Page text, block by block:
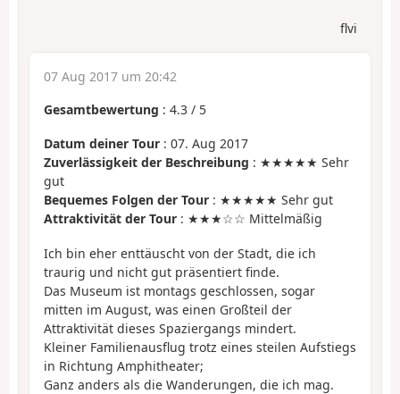
flvi
07 Aug 2017 um 20:42
Gesamtbewertung : 4.3 / 5
Datum deiner Tour : 07. Aug 2017
Zuverlässigkeit der Beschreibung : ★★★★★ Sehr
gut
Bequemes Folgen der Tour : ★★★★★ Sehr gut
Attraktivität der Tour : ★★★☆☆ Mittelmäßig
Ich bin eher enttäuscht von der Stadt, die ich
traurig und nicht gut präsentiert finde.
Das Museum ist montags geschlossen, sogar
mitten im August, was einen Großteil der
Attraktivität dieses Spaziergangs mindert.
Kleiner Familienausflug trotz eines steilen Aufstiegs
in Richtung Amphitheater;
Ganz anders als die Wanderungen, die ich mag.